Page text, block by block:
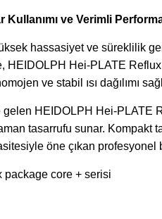
Kullanımı ve Verimli
hassasiyet ve süreklilik
HEIDOLPH Hei-PLATE
ve stabil ısı dağılımı
HEIDOLPH Hei-PLATE
tasarrufu sunar. Kompakt
öne çıkan profesyonel